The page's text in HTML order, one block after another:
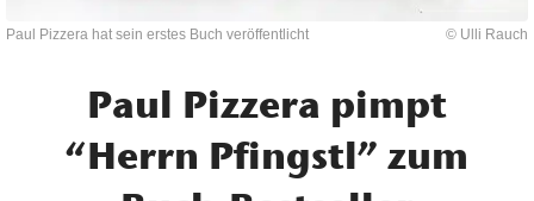
Paul Pizzera hat sein erstes Buch veröffentlicht © Ulli Rauch
Paul Pizzera pimpt
“Herrn Pfingstl” zum